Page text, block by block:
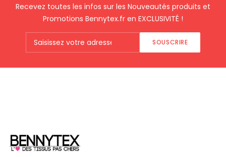
Recevez toutes les infos sur les Nouveautés produits et
Promotions Bennytex.fr en EXCLUSIVITÉ !
SOUSCRIRE